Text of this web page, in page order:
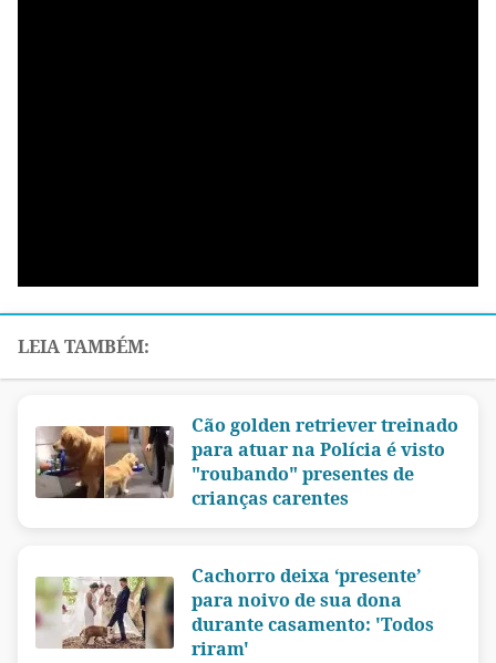
Cão golden retriever treinado
para atuar na Polícia é visto
"roubando" presentes de
crianças carentes
Cachorro deixa ‘presente’
para noivo de sua dona
durante casamento: 'Todos
riram'